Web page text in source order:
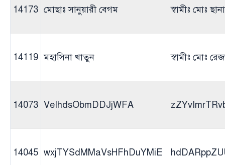
14173 মোছাঃ সানুয়ারী বেগম স্বামীঃ মোঃ
14119 মহাসিনা খাতুন স্বামীঃ মোঃ
14073 VeIhdsObmDDJjWFA
14045 wxjTYSdMMaVsHFhDuYMiE